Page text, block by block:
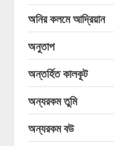
অনির কলমে আদ্রিয়ান
অনুতাপ
অন্তর্হিত কালকূট
অন্যরকম তুমি
অন্যরকম বউ